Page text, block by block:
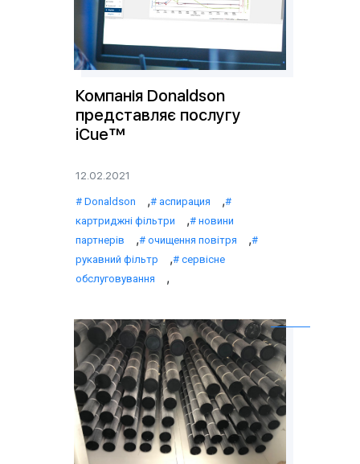
Компанія Donaldson
представляє послугу
iCue™
12.02.2021
Donaldson , аспирация ,
картриджні фільтри ,
новини
партнерів
, очищення повітря ,
рукавний фільтр ,
сервісне
обслуговування
,